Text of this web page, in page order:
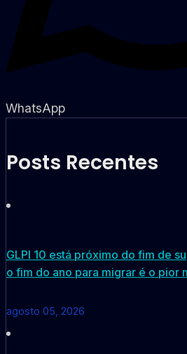
WhatsApp
Posts Recentes
GLPI 10 está próximo do fim de
o fim do ano para migrar é o pior
agosto 05, 2026